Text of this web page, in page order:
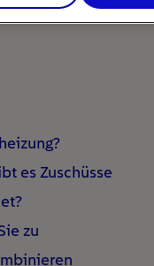
es Zuschüsse
zu